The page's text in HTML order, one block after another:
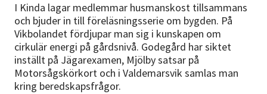
I Kinda lagar medlemmar husmanskost tillsammans
och bjuder in till föreläsningsserie om bygden. På
Vikbolandet fördjupar man sig i kunskapen om
cirkulär energi på gårdsnivå. Godegård har siktet
inställt på Jägarexamen, Mjölby satsar på
Motorsågskörkort och i Valdemarsvik samlas man
kring beredskapsfrågor.